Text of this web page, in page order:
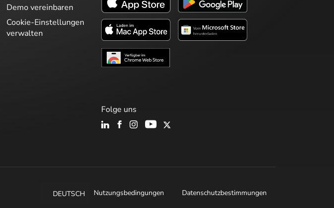
Demo vereinbaren
Cookie-Einstellungen
verwalten
Folge uns
DEUTSCH Nutzungsbedingungen Datenschutzbestimmungen